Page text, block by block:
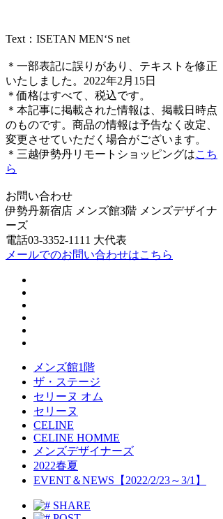
Text：ISETAN MEN‘S net
＊一部表記に誤りがあり、テキストを修正
いたしました。2022年2月15日
＊価格はすべて、税込です。
＊本記事に掲載された情報は、掲載日時点
のものです。商品の情報は予告なく改定、
変更させていただく場合がございます。
＊三越伊勢丹リモートショッピングはこち
ら
お問い合わせ
伊勢丹新宿店 メンズ館3階 メンズデザイナ
ーズ
電話03-3352-1111 大代表
メールでのお問い合わせはこちら
メンズ館1階
ザ・ステージ
セリーヌ オム
セリーヌ
CELINE
CELINE HOMME
メンズデザイナーズ
2022春夏
EVENT＆NEWS【2022/2/23～3/1】
SHARE